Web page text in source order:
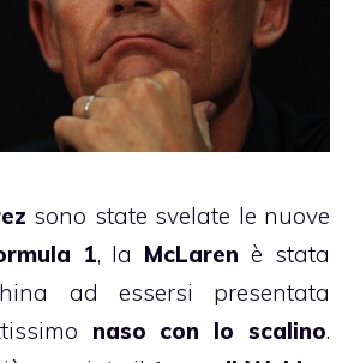
sono state svelate le nuove
1, la McLaren è stata
ad essersi presentata
naso con lo scalino.